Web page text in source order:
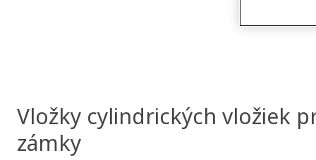
Vložky cylindrických vložiek
zámky